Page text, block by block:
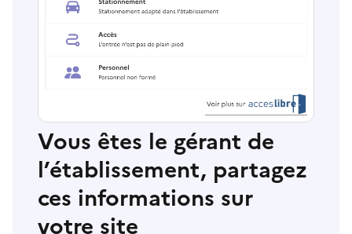
Vous êtes le gérant de
l’établissement, partagez
ces informations sur
votre site